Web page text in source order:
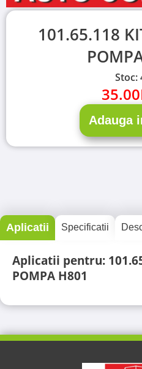
101.65.118
Stoc:
35.00
Adauga
Aplicatii Specificatii
Aplicatii pentru:
POMPA H801